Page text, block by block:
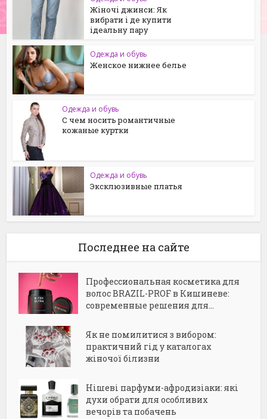
Жіночі джинси: Як
вибрати і де купити
ідеальну пару
Одежда и обувь
Женское нижнее белье
Одежда и обувь
С чем носить романтичные
кожаные куртки
Одежда и обувь
Эксклюзивные платья
Последнее на сайте
Профессиональная косметика для
волос BRAZIL-PROF в Кишиневе:
современные решения для...
Як не помилитися з вибором:
практичний гід у каталогах
жіночої білизни
Нішеві парфуми-афродизіаки: які
духи обрати для особливих
вечорів та побачень